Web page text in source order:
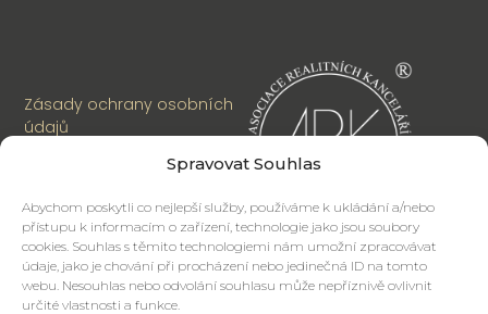
Spravovat Souhlas
Abychom poskytli co nejlepší služby, používáme k ukládání a/nebo
přístupu k informacím o zařízení, technologie jako jsou soubory
cookies. Souhlas s těmito technologiemi nám umožní zpracovávat
údaje, jako je chování při procházení nebo jedinečná ID na tomto
webu. Nesouhlas nebo odvolání souhlasu může nepříznivě ovlivnit
určité vlastnosti a funkce.
Zásady ochrany osobních
údajů